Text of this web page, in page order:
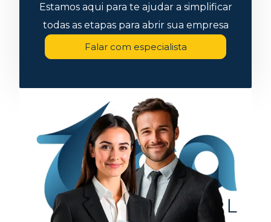
Estamos aqui para te ajudar a simplificar
todas as etapas para abrir sua empresa
Falar com especialista